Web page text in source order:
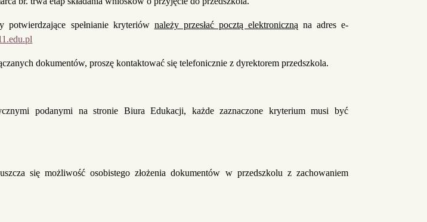
potwierdzające spełnianie kryteriów należy przesłać pocztą elektroniczną na adres e-
dokumentów, proszę kontaktować się telefonicznie z dyrektorem przedszkola.
podanymi na stronie Biura Edukacji, każde zaznaczone kryterium musi być
się możliwość osobistego złożenia dokumentów w przedszkolu z zachowaniem